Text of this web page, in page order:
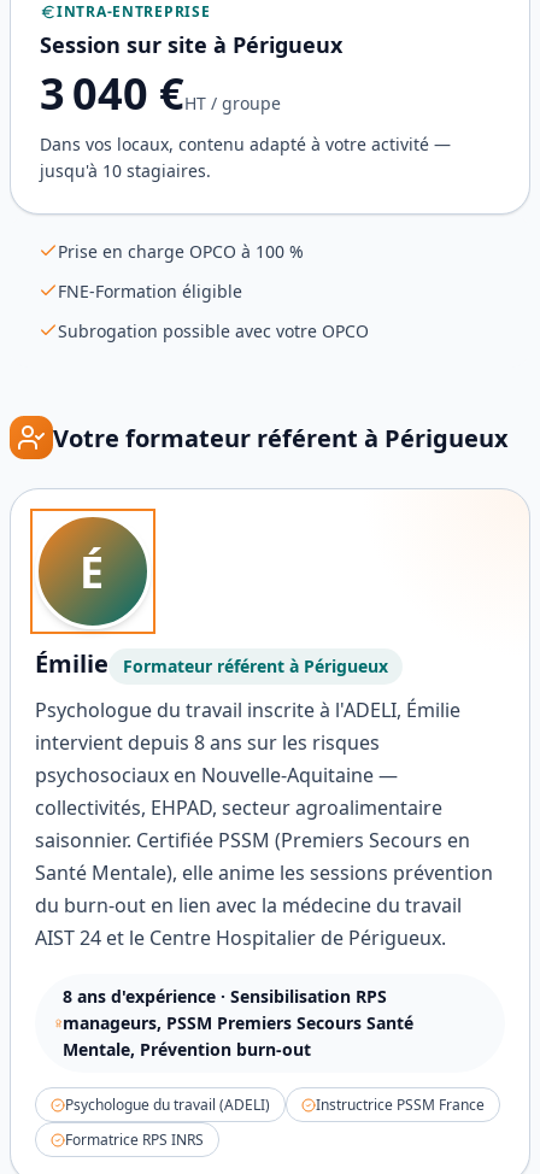
INTRA-ENTREPRISE
Session sur site à Périgueux
3 040 €HT / groupe
Dans vos locaux, contenu adapté à votre activité —
jusqu'à 10 stagiaires.
Prise en charge OPCO à 100 %
FNE-Formation éligible
Subrogation possible avec votre OPCO
Votre formateur référent à Périgueux
É
Émilie Formateur référent à Périgueux
Psychologue du travail inscrite à l'ADELI, Émilie
intervient depuis 8 ans sur les risques
psychosociaux en Nouvelle-Aquitaine —
collectivités, EHPAD, secteur agroalimentaire
saisonnier. Certifiée PSSM (Premiers Secours en
Santé Mentale), elle anime les sessions prévention
du burn-out en lien avec la médecine du travail
AIST 24 et le Centre Hospitalier de Périgueux.
8 ans d'expérience ·Sensibilisation RPS
manageurs, PSSM Premiers Secours Santé
Mentale, Prévention burn-out
Psychologue du travail (ADELI)
Instructrice PSSM France
Formatrice RPS INRS